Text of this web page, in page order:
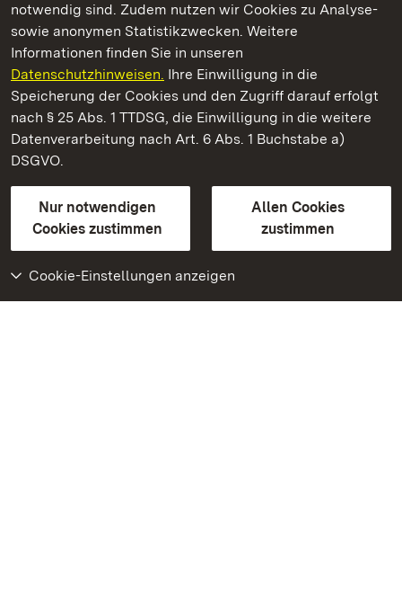
notwendig sind. Zudem nutzen wir Cookies zu Analyse-
sowie anonymen Statistikzwecken. Weitere
Informationen finden Sie in unseren
Datenschutzhinweisen. Ihre Einwilligung in die
Speicherung der Cookies und den Zugriff darauf erfolgt
nach § 25 Abs. 1 TTDSG, die Einwilligung in die weitere
Datenverarbeitung nach Art. 6 Abs. 1 Buchstabe a)
DSGVO.
Nur notwendigen
Cookies zustimmen
Allen Cookies
zustimmen
Cookie-Einstellungen anzeigen
Schloss Solitude
Staatliche Schlösser und Gärten Baden-Württemberg
Kontakt
GebärdenspracheLeichte Sprache
Erklärung zur Barrierefreiheit
BITV-konform (geprüfte Seiten)
Weiteres